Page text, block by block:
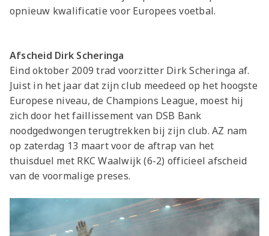
opnieuw kwalificatie voor Europees voetbal.
Afscheid Dirk Scheringa
Eind oktober 2009 trad voorzitter Dirk Scheringa af.
Juist in het jaar dat zijn club meedeed op het hoogste
Europese niveau, de Champions League, moest hij
zich door het faillissement van DSB Bank
noodgedwongen terugtrekken bij zijn club. AZ nam
op zaterdag 13 maart voor de aftrap van het
thuisduel met RKC Waalwijk (6-2) officieel afscheid
van de voormalige preses.